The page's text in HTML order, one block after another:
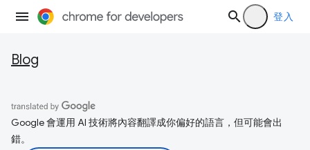
登入
Blog
Google 會運用 AI 技術將內容翻譯成你偏好的語言，但可能會出
錯。